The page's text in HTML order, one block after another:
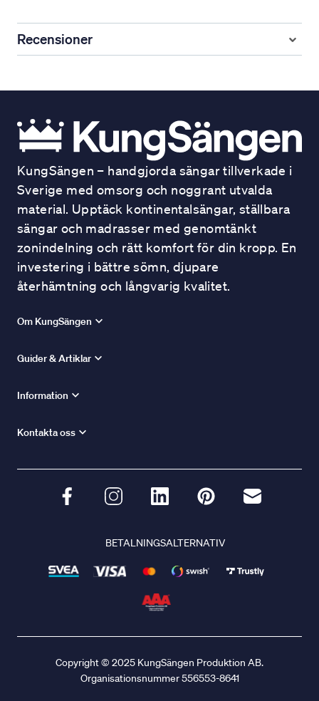
Recensioner
KungSängen – handgjorda sängar tillverkade i
Sverige med omsorg och noggrant utvalda
material. Upptäck kontinentalsängar, ställbara
sängar och madrasser med genomtänkt
zonindelning och rätt komfort för din kropp. En
investering i bättre sömn, djupare
återhämtning och långvarig kvalitet.
Om KungSängen
Guider & Artiklar
Information
Kontakta oss
BETALNINGSALTERNATIV
Copyright © 2025 KungSängen Produktion AB.
Organisationsnummer 556553-8641